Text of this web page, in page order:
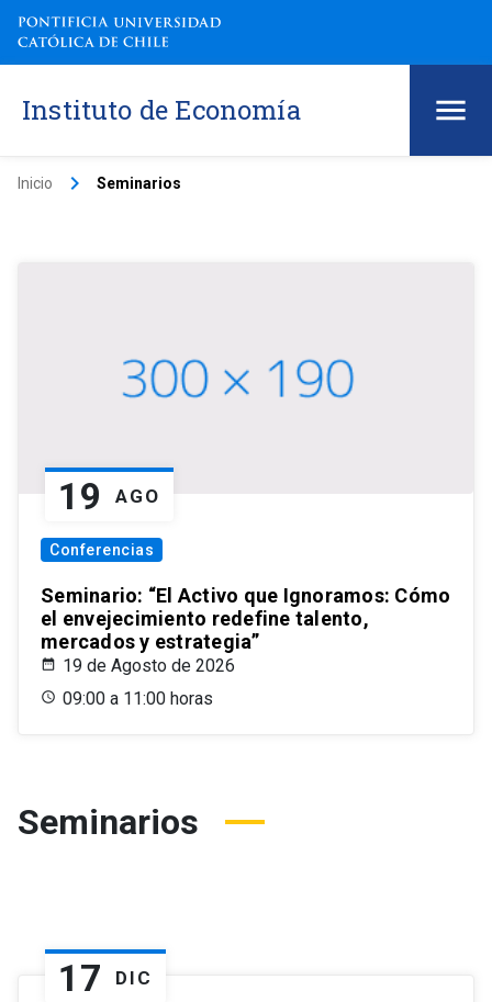
Instituto de Economía
Inicio keyboard_arrow_right Seminarios
19 AGO
Conferencias
Seminario: “El Activo que Ignoramos: Cómo
el envejecimiento redefine talento,
mercados y estrategia”
19 de Agosto de 2026
09:00 a 11:00 horas
Seminarios
17 DIC